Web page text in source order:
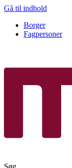
Gå til indhold
Borger
Fagpersoner